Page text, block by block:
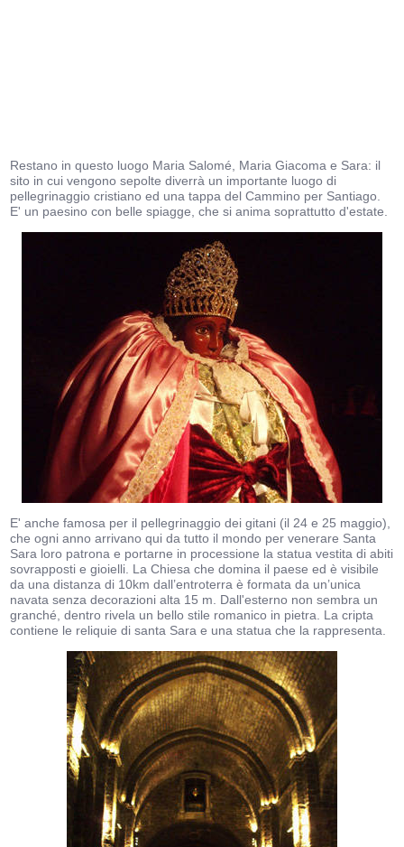
Restano in questo luogo Maria Salomé, Maria Giacoma e Sara: il
sito in cui vengono sepolte diverrà un importante luogo di
pellegrinaggio cristiano ed una tappa del Cammino per Santiago.
E' un paesino con belle spiagge, che si anima soprattutto d'estate.
E' anche famosa per il pellegrinaggio dei gitani (il 24 e 25 maggio),
che ogni anno arrivano qui da tutto il mondo per venerare Santa
Sara loro patrona e portarne in processione la statua vestita di abiti
sovrapposti e gioielli. La Chiesa che domina il paese ed è visibile
da una distanza di 10km dall’entroterra è formata da un’unica
navata senza decorazioni alta 15 m. Dall'esterno non sembra un
granché, dentro rivela un bello stile romanico in pietra. La cripta
contiene le reliquie di santa Sara e una statua che la rappresenta.